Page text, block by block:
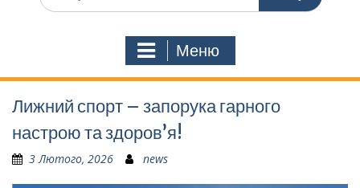
Меню
Лижний спорт – запорука гарного
настрою та здоров’я!
3 Лютого, 2026 news